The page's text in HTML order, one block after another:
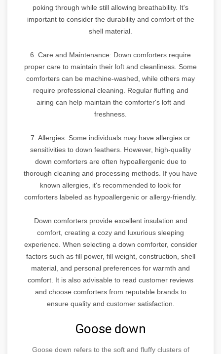
poking through while still allowing breathability. It's
important to consider the durability and comfort of the
shell material.
6. Care and Maintenance: Down comforters require
proper care to maintain their loft and cleanliness. Some
comforters can be machine-washed, while others may
require professional cleaning. Regular fluffing and
airing can help maintain the comforter's loft and
freshness.
7. Allergies: Some individuals may have allergies or
sensitivities to down feathers. However, high-quality
down comforters are often hypoallergenic due to
thorough cleaning and processing methods. If you have
known allergies, it's recommended to look for
comforters labeled as hypoallergenic or allergy-friendly.
Down comforters provide excellent insulation and
comfort, creating a cozy and luxurious sleeping
experience. When selecting a down comforter, consider
factors such as fill power, fill weight, construction, shell
material, and personal preferences for warmth and
comfort. It is also advisable to read customer reviews
and choose comforters from reputable brands to
ensure quality and customer satisfaction.
Goose down
Goose down refers to the soft and fluffy clusters of